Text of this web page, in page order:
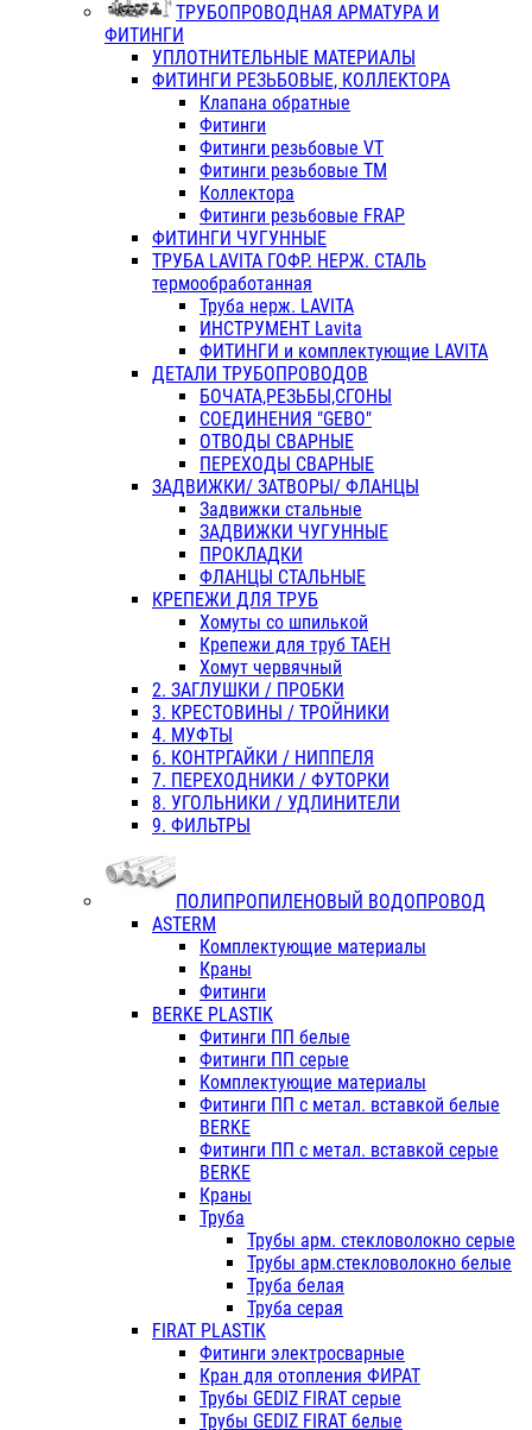
ТРУБОПРОВОДНАЯ АРМАТУРА И
ФИТИНГИ
УПЛОТНИТЕЛЬНЫЕ МАТЕРИАЛЫ
ФИТИНГИ РЕЗЬБОВЫЕ, КОЛЛЕКТОРА
Клапана обратные
Фитинги
Фитинги резьбовые VT
Фитинги резьбовые ТМ
Коллектора
Фитинги резьбовые FRAP
ФИТИНГИ ЧУГУННЫЕ
ТРУБА LAVITA ГОФР. НЕРЖ. СТАЛЬ
термообработанная
Труба нерж. LAVITA
ИНСТРУМЕНТ Lavita
ФИТИНГИ и комплектующие LAVITA
ДЕТАЛИ ТРУБОПРОВОДОВ
БОЧАТА,РЕЗЬБЫ,СГОНЫ
СОЕДИНЕНИЯ "GEBO"
ОТВОДЫ СВАРНЫЕ
ПЕРЕХОДЫ СВАРНЫЕ
ЗАДВИЖКИ/ ЗАТВОРЫ/ ФЛАНЦЫ
Задвижки стальные
ЗАДВИЖКИ ЧУГУННЫЕ
ПРОКЛАДКИ
ФЛАНЦЫ СТАЛЬНЫЕ
КРЕПЕЖИ ДЛЯ ТРУБ
Хомуты со шпилькой
Крепежи для труб ТАЕН
Хомут червячный
2. ЗАГЛУШКИ / ПРОБКИ
3. КРЕСТОВИНЫ / ТРОЙНИКИ
4. МУФТЫ
6. КОНТРГАЙКИ / НИППЕЛЯ
7. ПЕРЕХОДНИКИ / ФУТОРКИ
8. УГОЛЬНИКИ / УДЛИНИТЕЛИ
9. ФИЛЬТРЫ
ПОЛИПРОПИЛЕНОВЫЙ ВОДОПРОВОД
ASTERM
Комплектующие материалы
Краны
Фитинги
BERKE PLASTIK
Фитинги ПП белые
Фитинги ПП серые
Комплектующие материалы
Фитинги ПП с метал. вставкой белые
BERKE
Фитинги ПП с метал. вставкой серые
BERKE
Краны
Труба
Трубы арм. стекловолокно серые
Трубы арм.стекловолокно белые
Труба белая
Труба серая
FIRAT PLASTIK
Фитинги электросварные
Кран для отопления ФИРАТ
Трубы GEDIZ FIRAT серые
Трубы GEDIZ FIRAT белые